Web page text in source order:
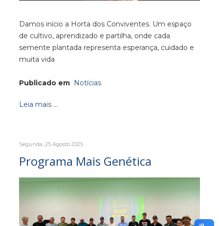
Damos início a Horta dos Conviventes. Um espaço
de cultivo, aprendizado e partilha, onde cada
semente plantada representa esperança, cuidado e
muita vida
Publicado em Notícias
Leia mais ...
Segunda, 25 Agosto 2025
Programa Mais Genética